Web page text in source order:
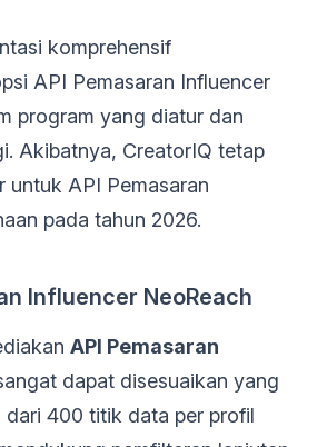
komprehensif
API Pemasaran Influencer
program yang diatur dan
Akibatnya, CreatorIQ tetap
untuk API Pemasaran
pada tahun 2026.
Influencer NeoReach
API Pemasaran
dapat disesuaikan yang
dari 400 titik data per profil